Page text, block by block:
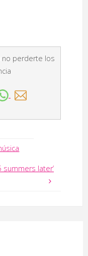
perderte los
summers later’